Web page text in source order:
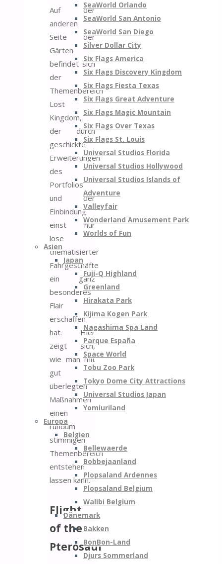
SeaWorld Orlando
SeaWorld San Antonio
SeaWorld San Diego
Silver Dollar City
Six Flags America
Six Flags Discovery Kingdom
Six Flags Fiesta Texas
Six Flags Great Adventure
Six Flags Magic Mountain
Six Flags Over Texas
Six Flags St. Louis
Universal Studios Florida
Universal Studios Hollywood
Universal Studios Islands of
Adventure
Valleyfair
Wonderland Amusement Park
Worlds of Fun
Asien
Japan
Fuji-Q Highland
Greenland
Hirakata Park
Kijima Kogen Park
Nagashima Spa Land
Parque España
Space World
Tobu Zoo Park
Tokyo Dome City Attractions
Universal Studios Japan
Yomiuriland
Europa
Belgien
Bellewaerde
Bobbejaanland
Plopsaland Ardennes
Plopsaland Belgium
Walibi Belgium
Dänemark
Bakken
BonBon-Land
Djurs Sommerland
Auf der
anderen
Seite der
Gärten
befindet sich
der
Themenbereich
Lost
Kingdom,
der durch
geschickte
Erweiterungen
des
Portfolios
und der
Einbindung
einst nur
lose
thematisierter
Fahrgeschäfte
ein ganz
besonderes
Flair
erschaffen
hat. Hier
zeigt sich,
wie man mit
gut
überlegten
Maßnahmen
einen
rundum
stimmigen
Themenbereich
entstehen
lassen kann.
Flight
of the
Pterosaur